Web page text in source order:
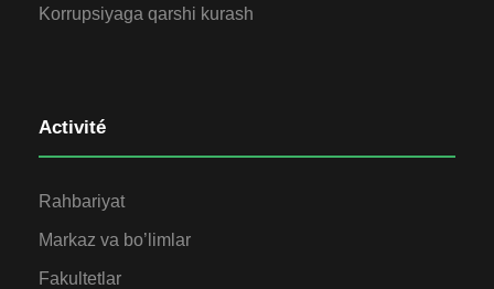
Korrupsiyaga qarshi kurash
Activité
Rahbariyat
Markaz va bo’limlar
Fakultetlar